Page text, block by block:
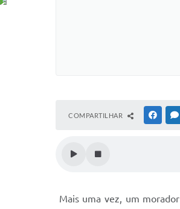
COMPARTILHAR
Mais uma vez, um